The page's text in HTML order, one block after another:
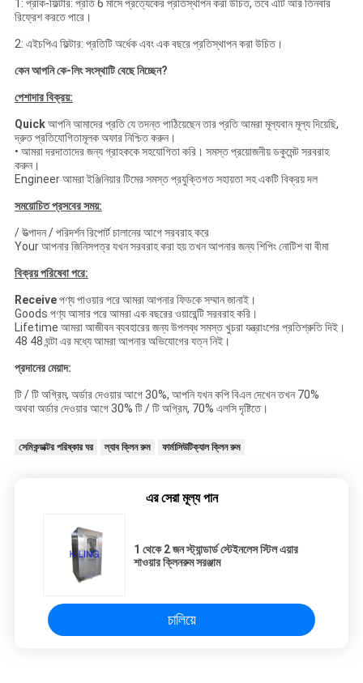
1: প্রাক-ফিল্টার: প্রতি 6 মাসে প্রত্যেকের প্রতিস্থাপন করা উচিত, তবে এটি আর তিনবার
রিফ্রেশ করতে পারে।
2: এইচপিএ ফিল্টার: প্রতিটি অর্ধেক এবং এক বছরে প্রতিস্থাপন করা উচিত।
কেন আপনি কে-লিং সংস্থাটি বেছে নিচ্ছেন?
পেশাদার বিক্রয়:
Quickআপনি আমাদের প্রতি যে তদন্ত পাঠিয়েছেন তার প্রতি আমরা মূল্যবান মূল্য দিয়েছি,
দ্রুত প্রতিযোগিতামূলক অফার নিশ্চিত করুন।
• আমরা দরদাতাদের জন্য গ্রাহককে সহযোগিতা করি। সমস্ত প্রয়োজনীয় ডকুমেন্ট সরবরাহ
করুন।
Engineer আমরা ইঞ্জিনিয়ার টিমের সমস্ত প্রযুক্তিগত সহায়তা সহ একটি বিক্রয় দল
সময়োচিত প্রসবের সময়:
/ উত্পাদন / পরিদর্শন রিপোর্ট চালানের আগে সরবরাহ করে
Your আপনার জিনিসপত্র যখন সরবরাহ করা হয় তখন আপনার জন্য শিপিং নোটিশ বা বীমা
বিক্রয় পরিষেবা পরে:
Receiveপণ্য পাওয়ার পরে আমরা আপনার ফিডকে সম্মান জানাই।
Goods পণ্য আসার পরে আমরা এক বছরের ওয়ারেন্টি সরবরাহ করি।
Lifetime আমরা আজীবন ব্যবহারের জন্য উপলব্ধ সমস্ত খুচরা যন্ত্রাংশের প্রতিশ্রুতি দিই।
48 48 ঘন্টা এর মধ্যে আমরা আপনার অভিযোগের যত্ন নিই।
প্রদানের মেয়াদ:
টি / টি অগ্রিম, অর্ডার দেওয়ার আগে 30%, আপনি যখন কপি বিএল দেখেন তখন 70%
অথবা অর্ডার দেওয়ার আগে 30% টি / টি অগ্রিম, 70% এলসি দৃষ্টিতে।
সেমিকন্ডাক্টর পরিষ্কার ঘর ল্যাব ক্লিন রুম ফার্মাসিউটিক্যাল ক্লিন রুম
এর সেরা মূল্য পান
1 থেকে 2 জন স্ট্যান্ডার্ড স্টেইনলেস স্টিল এয়ার
শাওয়ার ক্লিনরুম সরঞ্জাম
চালিয়ে